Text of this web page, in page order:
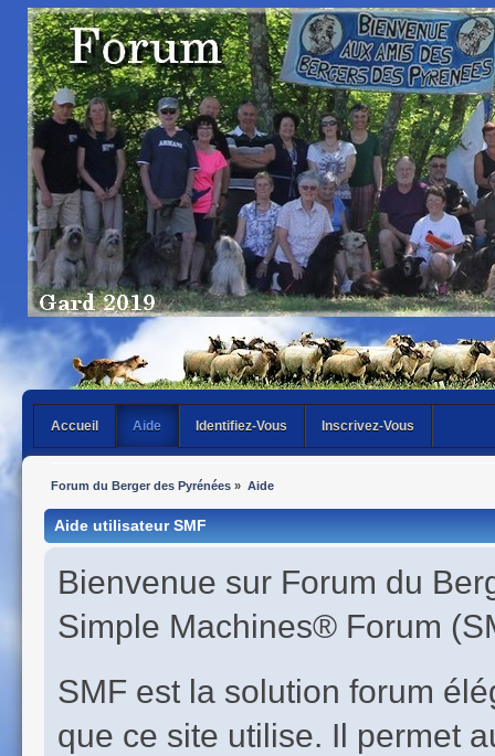
Accueil Aide Identifiez-Vous Inscrivez-Vous
Forum du Berger des Pyrénées » Aide
Aide utilisateur SMF
Bienvenue sur Forum du
Simple Machines® Forum
SMF est la solution forum
que ce site utilise. Il permet